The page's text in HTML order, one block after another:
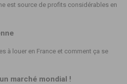
est source de profits considérables en
à louer en France et comment ça se
marché mondial !